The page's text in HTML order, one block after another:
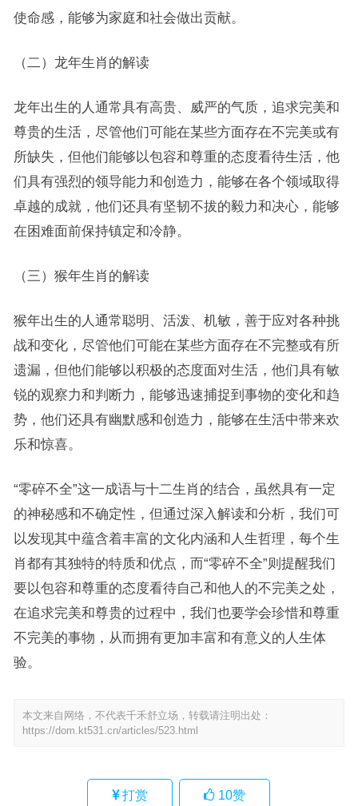
使命感，能够为家庭和社会做出贡献。
（二）龙年生肖的解读
龙年出生的人通常具有高贵、威严的气质，追求完美和
尊贵的生活，尽管他们可能在某些方面存在不完美或有
所缺失，但他们能够以包容和尊重的态度看待生活，他
们具有强烈的领导能力和创造力，能够在各个领域取得
卓越的成就，他们还具有坚韧不拔的毅力和决心，能够
在困难面前保持镇定和冷静。
（三）猴年生肖的解读
猴年出生的人通常聪明、活泼、机敏，善于应对各种挑
战和变化，尽管他们可能在某些方面存在不完整或有所
遗漏，但他们能够以积极的态度面对生活，他们具有敏
锐的观察力和判断力，能够迅速捕捉到事物的变化和趋
势，他们还具有幽默感和创造力，能够在生活中带来欢
乐和惊喜。
“零碎不全”这一成语与十二生肖的结合，虽然具有一定
的神秘感和不确定性，但通过深入解读和分析，我们可
以发现其中蕴含着丰富的文化内涵和人生哲理，每个生
肖都有其独特的特质和优点，而“零碎不全”则提醒我们
要以包容和尊重的态度看待自己和他人的不完美之处，
在追求完美和尊贵的过程中，我们也要学会珍惜和尊重
不完美的事物，从而拥有更加丰富和有意义的人生体
验。
本文来自网络，不代表千禾舒立场，转载请注明出处：
https://dom.kt531.cn/articles/523.html
打赏 10赞